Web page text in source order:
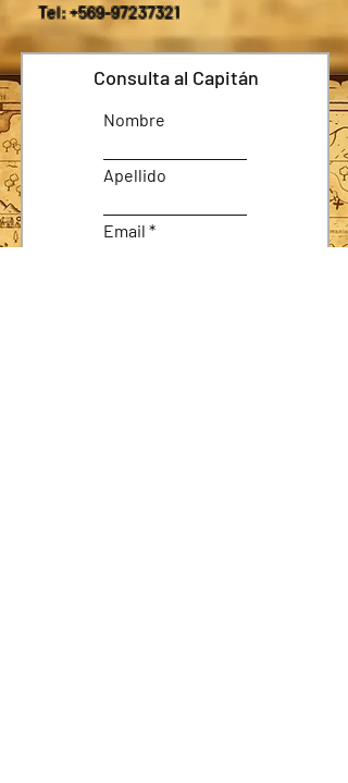
Tel: +569-97237321
Consulta al Capitán
Nombre
Apellido
Email